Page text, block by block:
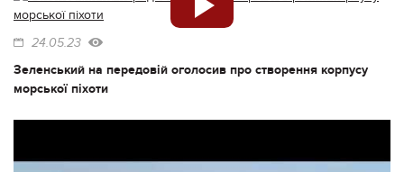
24.05.23
Зеленський на передовій оголосив про створення корпусу
морської піхоти